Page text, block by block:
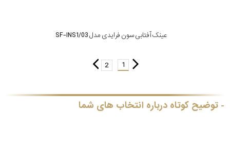
عینک آفتابی سون فرایدی مدل SF-INS1/03
1
2
توضیح کوتاه درباره انتخاب های شما